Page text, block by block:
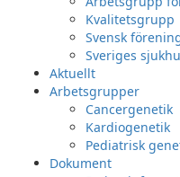
Kvalitetsgrupp
Svensk
Sveriges
Aktuellt
Arbetsgrupper
Cancergenetik
Kardiogenetik
Pediatrisk
Dokument